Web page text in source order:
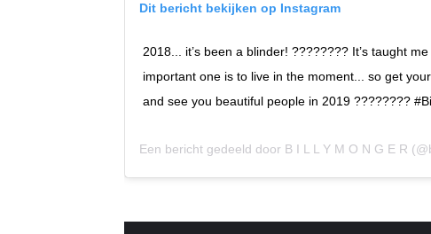
Dit bericht bekijken op Instagram
2018... it’s been a blinder! ???????? It’s taught
important one is to live in the moment... so get
and see you beautiful people in 2019 ????????
Een bericht gedeeld door B I L L Y M O N G E R